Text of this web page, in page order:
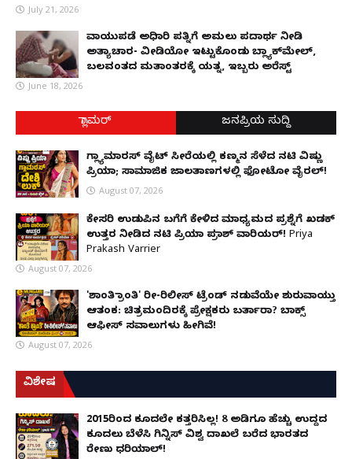
July 21, 2026
ವಾಯುಪಡೆ ಅಧಿಕಾರಿ ಪತ್ನಿಗೆ ಅಮಲು ಪದಾರ್ಥ ನೀಡಿ
ಅತ್ಯಾಚಾರ- ವೀಡಿಯೋ ಇಟ್ಟುಕೊಂಡು ಬ್ಲ್ಯಾಕ್‌ಮೇಲ್,
ಬಲವಂತದ ಮತಾಂತರಕ್ಕೆ ಯತ್ನ, ಇಬ್ಬರು ಅರೆಸ್ಟ್
June 18, 2026
ಗ್ಲಾಮರ್ ಜನಪ್ರಿಯ ಸುದ್ದಿ
ಗ್ಲ್ಯಾಮಾರಸ್ ವೈಟ್‌ ಸೀರೆಯಲ್ಲಿ ಕಣ್ಮನ ಸೆಳೆದ ನಟಿ ವಿಷ್ಣು
ಪ್ರಿಯಾ; ಸಾಮಾಜಿಕ ಜಾಲತಾಣಗಳಲ್ಲಿ ಫೋಟೋ ವೈರಲ್!
August 07, 2026
ಕೇಸರಿ ಉಡುಪಿನ ಬಗೆಗೆ ಕೇಳಿದ ಮಾಧ್ಯಮದ ಪ್ರಶ್ನೆಗೆ ಖಡಕ್
ಉತ್ತರ ನೀಡಿದ ನಟಿ ಪ್ರಿಯಾ ಪ್ರಕಾಶ್ ವಾರಿಯರ್! Priya
Prakash Varrier
August 07, 2026
'ಶಾಂತಿ ಕ್ರಾಂತಿ' ರೀ-ರಿಲೀಸ್ ಟ್ರೆಂಡ್ ನಡುವೆಯೇ ಶುರುವಾಯ್ತು
ಆತಂಕ: ಚಿತ್ರಮಂದಿರಕ್ಕೆ ಪ್ರೇಕ್ಷಕರು ಬರ್ತಾರಾ? ಬಾಕ್ಸ್
ಆಫೀಸ್ ಸವಾಲುಗಳು ಹೀಗಿವೆ!
August 07, 2026
ವಿಶೇಷ
2015ರಿಂದ ಕೂದಲೇ ಕತ್ತರಿಸಿಲ್ಲ! 8 ಅಡಿಗೂ ಹೆಚ್ಚು ಉದ್ದದ
ಕೂದಲು ಬೆಳೆಸಿ ಗಿನ್ನಿಸ್ ವಿಶ್ವ ದಾಖಲೆ ಬರೆದ ಭಾರತದ
ರೇಣು ಧರಿಯಾಲ್!